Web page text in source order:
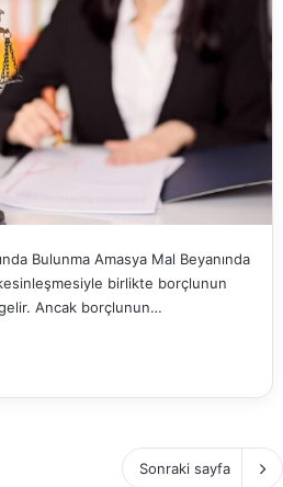
Bulunma Amasya Mal Beyanında
birlikte borçlunun
Ancak borçlunun…
Sonraki sayfa